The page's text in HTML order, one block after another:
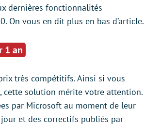
dernières fonctionnalités
On vous en dit plus en bas d’article.
1 an
très compétitifs. Ainsi si vous
cette solution mérite votre attention.
par Microsoft au moment de leur
et des correctifs publiés par